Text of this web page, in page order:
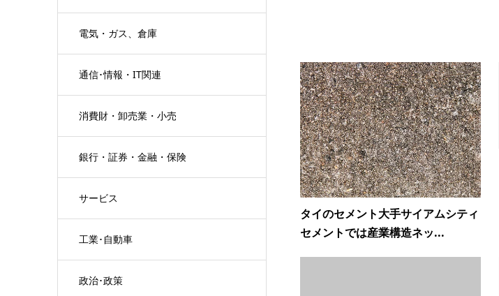
電気・ガス、倉庫
通信･情報・IT関連
消費財・卸売業・小売
銀行・証券・金融・保険
サービス
工業･自動車
政治･政策
タイのセメント大手サイアムシティ
セメントでは産業構造ネッ...